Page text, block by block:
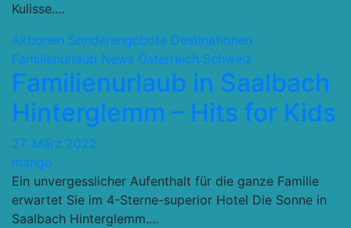
Kulisse.…
Aktionen Sonderangebote Destinationen
Familienurlaub News Österreich Schweiz
Familienurlaub in Saalbach
Hinterglemm – Hits for Kids
27. März 2022
mango
Ein unvergesslicher Aufenthalt für die ganze Familie
erwartet Sie im 4-Sterne-superior Hotel Die Sonne in
Saalbach Hinterglemm.…